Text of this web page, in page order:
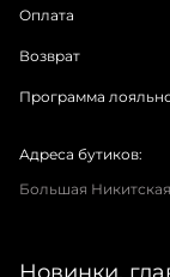
Оплата
Возврат
Программа
Адреса бутиков:
Большая Никитская